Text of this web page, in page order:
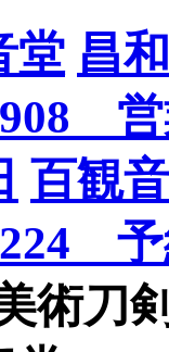
堂 昌
百観